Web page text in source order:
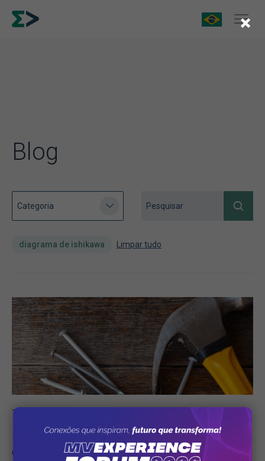
Blog
diagrama de ishikawa Limpar tudo
TI e Saúde
Gestão em Saúde: como identificar não
conformidades estratégicas, táticas e
×